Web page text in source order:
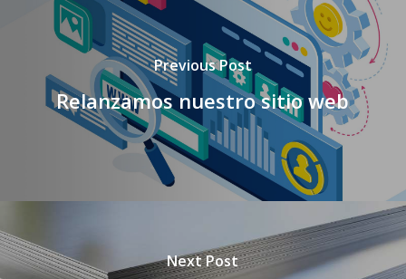
Previous Post
Relanzamos nuestro sitio web
Next Post